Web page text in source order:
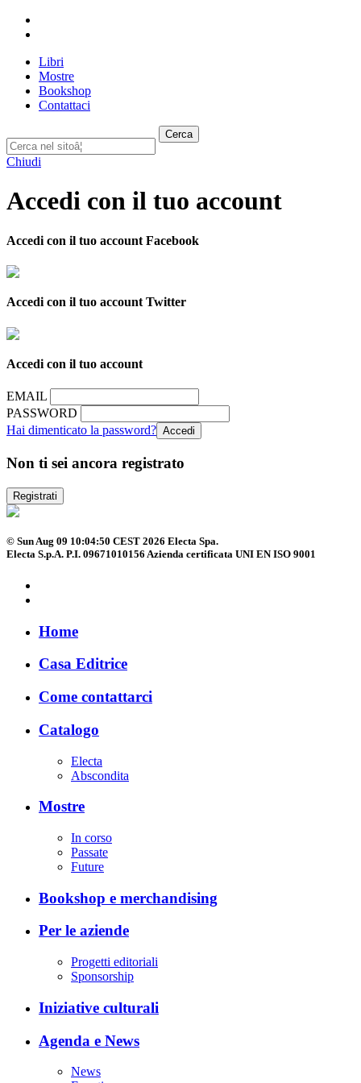
Libri
Mostre
Bookshop
Contattaci
Cerca
Chiudi
Accedi con il tuo account
Accedi con il tuo account Facebook
Accedi con il tuo account Twitter
Accedi con il tuo account
EMAIL
PASSWORD
Hai dimenticato la password?
Non ti sei ancora registrato
Registrati
© Sun Aug 09 10:04:50 CEST 2026 Electa Spa.
Electa S.p.A. P.I. 09671010156 Azienda certificata UNI EN ISO 9001
Home
Casa Editrice
Come contattarci
Catalogo
Electa
Abscondita
Mostre
In corso
Passate
Future
Bookshop e merchandising
Per le aziende
Progetti editoriali
Sponsorship
Iniziative culturali
Agenda e News
News